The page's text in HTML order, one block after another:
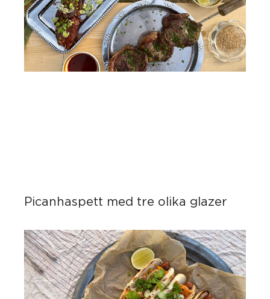
Picanhaspett med tre olika glazer